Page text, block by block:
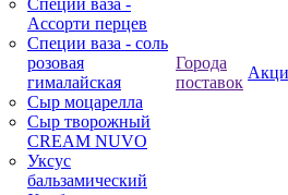
Специи ваза -
Ассорти перцев
Специи ваза - соль
розовая
гималайская
Сыр моцарелла
Сыр творожный
CREАM NUVO
Уксус
бальзамический
Города
поставок